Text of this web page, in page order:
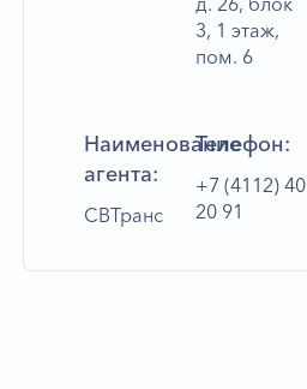
3, 1 этаж,
пом. 6
Наименование
агента:
СВТранс
Телефон:
+7 (4112) 40
20 91